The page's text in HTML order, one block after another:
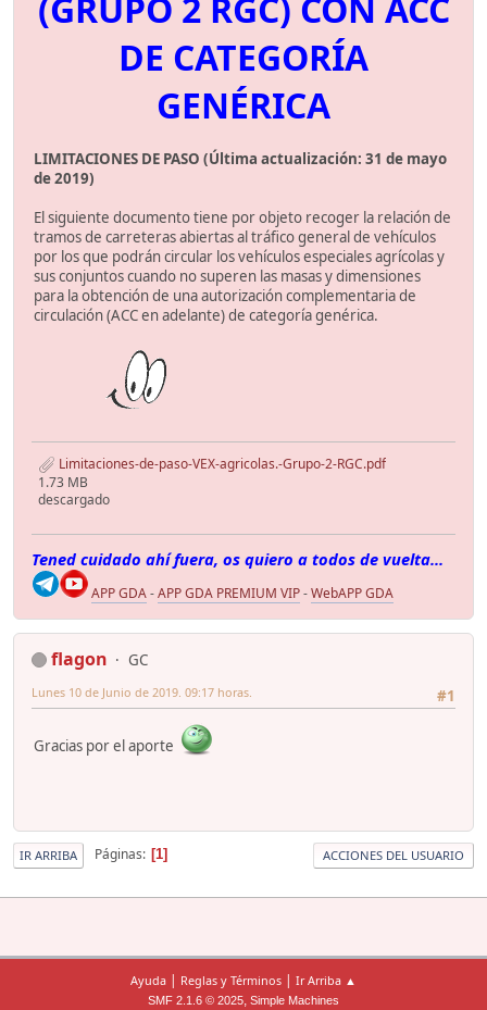
(GRUPO 2 RGC) CON ACC
DE CATEGORÍA
GENÉRICA
LIMITACIONES DE PASO (Última actualización: 31 de mayo
de 2019)
El siguiente documento tiene por objeto recoger la relación de
tramos de carreteras abiertas al tráfico general de vehículos
por los que podrán circular los vehículos especiales agrícolas y
sus conjuntos cuando no superen las masas y dimensiones
para la obtención de una autorización complementaria de
circulación (ACC en adelante) de categoría genérica.
Limitaciones-de-paso-VEX-agricolas.-Grupo-2-RGC.pdf
1.73 MB
descargado
Tened cuidado ahí fuera, os quiero a todos de vuelta...
APP GDA-APP GDA PREMIUM VIP-WebAPP GDA
flagon
GC
#1
Lunes 10 de Junio de 2019. 09:17 horas.
Gracias por el aporte
IR ARRIBA Páginas 1 ACCIONES DEL USUARIO
Ayuda | Reglas y Términos | Ir Arriba ▲
SMF 2.1.6 © 2025, Simple Machines